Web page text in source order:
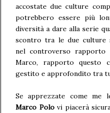
accostate due culture
potrebbero essere più
diversità a dare alla serie
scontro tra le due culture
nel controverso
Marco, rapporto questo
gestito e approfondito tra
Se apprezzate come me
Marco Polovi piacerà